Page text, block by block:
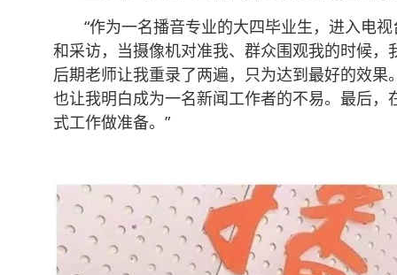
“作为一名播音专业的大四毕业生，进入电视
和采访，当摄像机对准我、群众围观我的时候
后期老师让我重录了两遍，只为达到最好的效
也让我明白成为一名新闻工作者的不易。最后
式工作做准备。”